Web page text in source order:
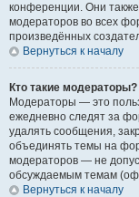
конференции. Они
модераторов во всех
произведённых
Вернуться к началу
Кто такие модераторы?
Модераторы — это
ежедневно следят за
удалять сообщения,
объединять темы на
модераторов — не
обсуждаемым темам
Вернуться к началу